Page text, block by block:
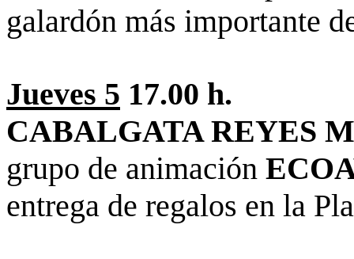
galardón más importante
Jueves 5 17.00 h.
CABALGATA REYES
grupo de animación
entrega de regalos en la